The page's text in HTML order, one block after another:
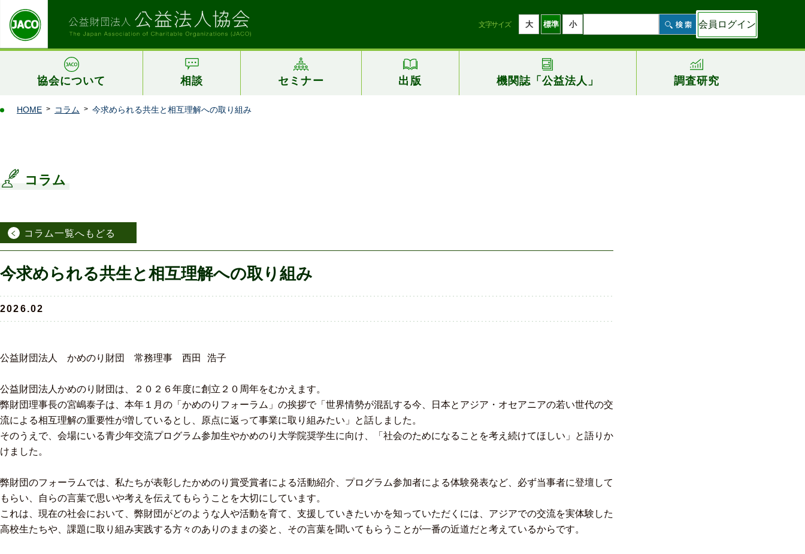
文字サイズ 大 標準 小 会員ログイン
協会について 相談 セミナー 出版 機関誌「公益法人」 調査研究
HOME コラム 今求められる共生と相互理解への取り組み
コラム
コラム一覧へもどる
今求められる共生と相互理解への取り組み
2026.02
公益財団法人　かめのり財団　常務理事　西田 浩子
公益財団法人かめのり財団は、２０２６年度に創立２０周年をむかえます。
弊財団理事長の宮嶋泰子は、本年１月の「かめのりフォーラム」の挨拶で「世界情勢が混乱する今、日本とアジア・オセアニアの若い世代の交
流による相互理解の重要性が増しているとし、原点に返って事業に取り組みたい」と話しました。
そのうえで、会場にいる青少年交流プログラム参加生やかめのり大学院奨学生に向け、「社会のためになることを考え続けてほしい」と語りか
けました。
弊財団のフォーラムでは、私たちが表彰したかめのり賞受賞者による活動紹介、プログラム参加者による体験発表など、必ず当事者に登壇して
もらい、自らの言葉で思いや考えを伝えてもらうことを大切にしています。
これは、現在の社会において、弊財団がどのような人や活動を育て、支援していきたいかを知っていただくには、アジアでの交流を実体験した
高校生たちや、課題に取り組み実践する方々のありのままの姿と、その言葉を聞いてもらうことが一番の近道だと考えているからです。